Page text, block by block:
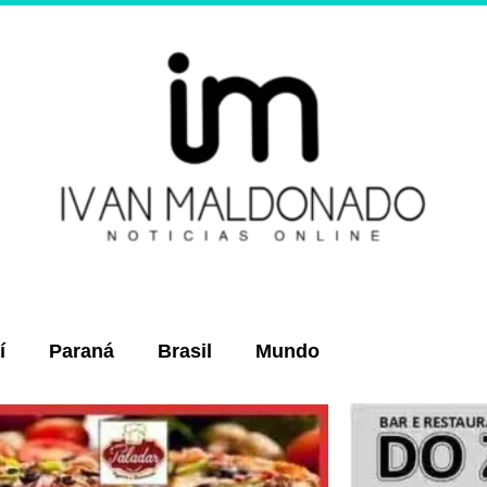
Paraná Brasil Mundo